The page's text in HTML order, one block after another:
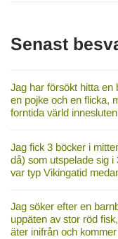
Senast
Jag har försökt hitta en
en pojke och en flicka,
forntida värld
Jag fick 3 böcker i
då) som utspelade sig
var typ Vikingatid
Jag söker efter en
uppäten av stor röd
äter inifrån och